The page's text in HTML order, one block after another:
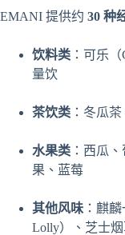
EMANI 提供约 30 种
饮料类 ：可乐
量饮
茶饮类 ：冬瓜
水果类 ：西瓜
果、蓝莓
其他风味 ：麒
Lolly）、芝士